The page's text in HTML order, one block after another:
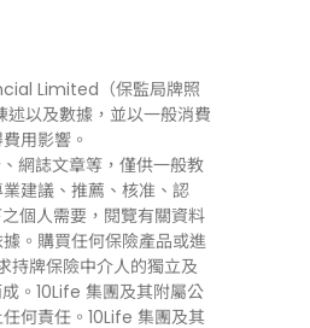
Limited（保監局牌照
述以及數據，並以一般消費
用影響。
網誌文章等，僅供一般教
建議、推薦、核准、認
個人需要，閱覽有關資料
。購買任何保險產品或進
持牌保險中介人的獨立及
。10Life 集團及其附屬公
何責任。10Life 集團及其